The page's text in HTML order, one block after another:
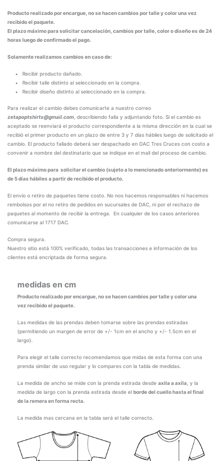
Producto realizado por encargue, no se hacen cambios por talle y color una vez
recibido el paquete.
El plazo máximo para solicitar cancelación, cambios por talle, color o diseño es de 24
horas luego de confirmado el pago.
Solamente realizamos cambios en caso de:
Recibir producto dañado.
Recibir talle distinto al seleccionado en la compra.
Recibir diseño distinto al seleccionado en la compra.
Para realizar el cambio debes comunicarte a nuestro correo
zetapoptshirts@gmail.com , describiendo falla y adjuntando foto. Si el cambio es
aceptado se reenviará el producto correspondiente a la misma dirección en la cual se
recibió el primer producto en un plazo de entre 3 y 7 días hábiles luego de solicitado el
cambio. El producto fallado deberá ser despachado en DAC Tres Cruces con costo a
convenir a nombre del destinatario que se indique en el mail del proceso de cambio.
El plazo máximo para solicitar el cambio (sujeto a lo mencionado anteriormente) es
de 5 días hábiles a partir de recibido el producto.
El envío o retiro de paquetes tiene costo. No nos hacemos responsables ni hacemos
rembolsos por el no retiro de pedidos en sucursales de DAC, ni por el rechazo de
paquetes al momento de recibir la entrega. En cualquier de los casos anteriores
comunicarse al 1717 DAC.
Compra segura.
Nuestro sitio está 100% verificado, todas las transacciones e información de los
clientes está encriptada de forma segura.
medidas en cm
Producto realizado por encargue, no se hacen cambios por talle y color una
vez recibido el paquete.
Las medidas de las prendas deben tomarse sobre las prendas estiradas
(permitiendo un margen de error de +/- 1cm en el ancho y +/- 1.5cm en el
largo).
Para elegir el talle correcto recomendamos que midas de esta forma con una
prenda similar de uso regular y lo compares con la tabla de medidas.
La medida de ancho se mide con la prenda estirada desdeaxila a axila , y la
medida de largo con la prenda estirada desde elborde del cuello hasta el final
de la remera en forma recta.
La medida mas cercana en la tabla será el talle correcto.